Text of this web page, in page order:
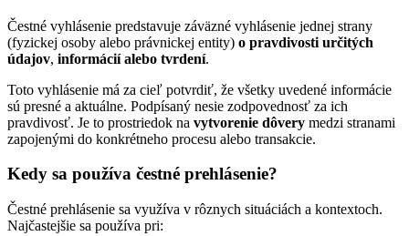
Čestné vyhlásenie predstavuje záväzné vyhlásenie jednej strany
(fyzickej osoby alebo právnickej entity) o pravdivosti určitých
údajov, informácií alebo tvrdení.
Toto vyhlásenie má za cieľ potvrdiť, že všetky uvedené informácie
sú presné a aktuálne. Podpísaný nesie zodpovednosť za ich
pravdivosť. Je to prostriedok na vytvorenie dôvery medzi stranami
zapojenými do konkrétneho procesu alebo transakcie.
Kedy sa používa čestné prehlásenie?
Čestné prehlásenie sa využíva v rôznych situáciách a kontextoch.
Najčastejšie sa používa pri: